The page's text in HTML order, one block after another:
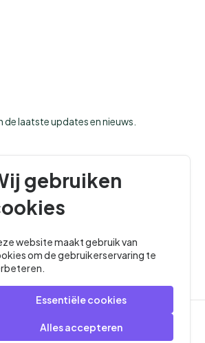
gebruiken
website maakt gebruik van
om de gebruikerservaring te
Essentiële cookies
Alles accepteren
laatste updates en nieuws.
Alle rechten voorbehouden. - Website
Roger That